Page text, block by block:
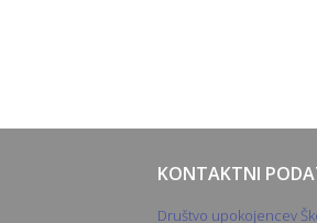
KONTAKTNI
Društvo upokojencev